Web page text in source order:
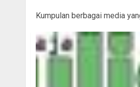
Kumpulan berbagai media